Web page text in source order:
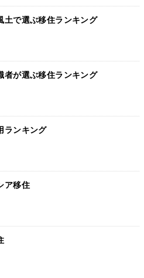
邦
土で選ぶ移住ランキング
者が選ぶ移住ランキング
ランキング
ア移住